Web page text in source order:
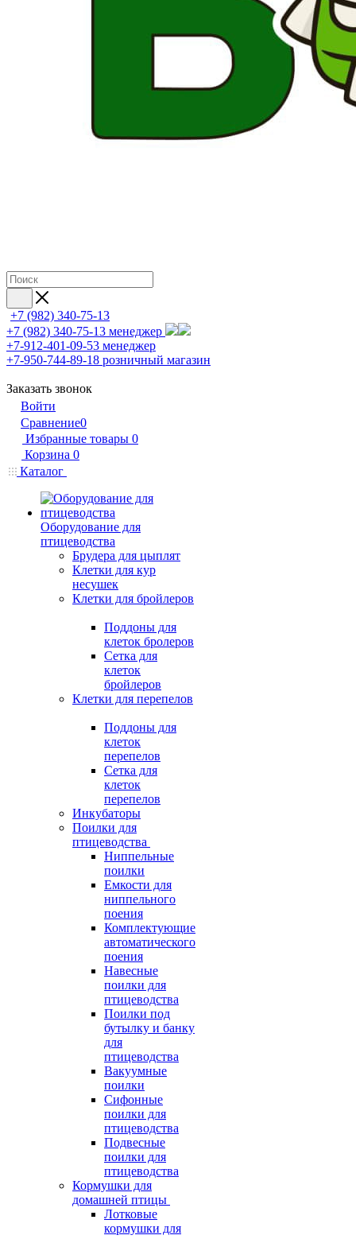
+7 (982) 340-75-13
+7 (982) 340-75-13 менеджер
+7-912-401-09-53 менеджер
+7-950-744-89-18 розничный магазин
Заказать звонок
Войти
Сравнение0
Избранные товары 0
Корзина 0
Каталог
Оборудование для
птицеводства
Брудера для цыплят
Клетки для кур
несушек
Клетки для бройлеров
Поддоны для
клеток бролеров
Сетка для
клеток
бройлеров
Клетки для перепелов
Поддоны для
клеток
перепелов
Сетка для
клеток
перепелов
Инкубаторы
Поилки для
птицеводства
Ниппельные
поилки
Емкости для
ниппельного
поения
Комплектующие
автоматического
поения
Навесные
поилки для
птицеводства
Поилки под
бутылку и банку
для
птицеводства
Вакуумные
поилки
Сифонные
поилки для
птицеводства
Подвесные
поилки для
птицеводства
Кормушки для
домашней птицы
Лотковые
кормушки для